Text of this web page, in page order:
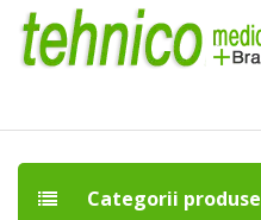
Categorii produse